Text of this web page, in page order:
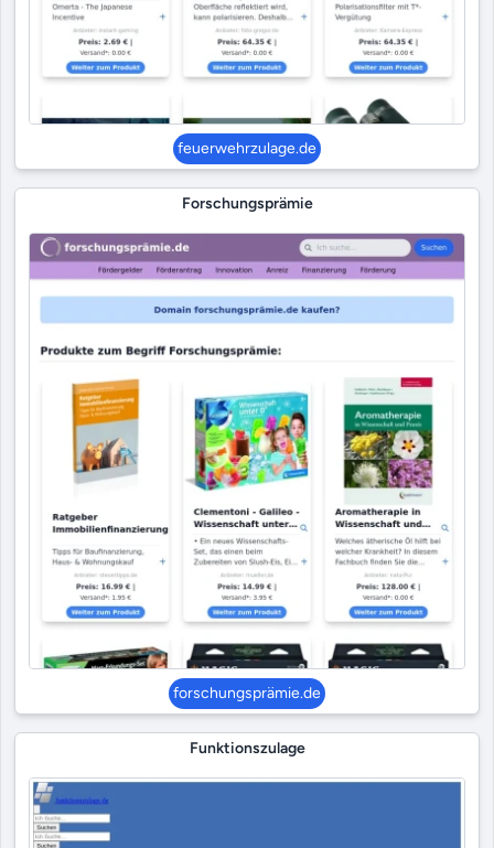
feuerwehrzulage.de
Forschungsprämie
forschungsprämie.de
Funktionszulage